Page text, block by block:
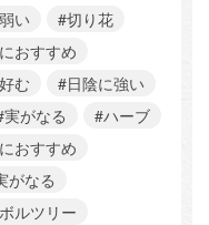
い
#切り花
おすすめ
む
#日陰に強い
実がなる
#ハーブ
おすすめ
がなる
ルツリー